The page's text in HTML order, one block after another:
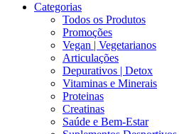
Categorias
Todos os Produtos
Promoções
Vegan | Vegetarianos
Articulações
Depurativos | Detox
Vitaminas e Minerais
Proteinas
Creatinas
Saúde e Bem-Estar